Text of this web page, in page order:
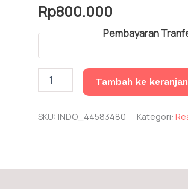
Rp800.000
Pembayaran
Harga
Readymix
Purwakarta
Tambah ke
SKU: INDO_44583480 Kategori: